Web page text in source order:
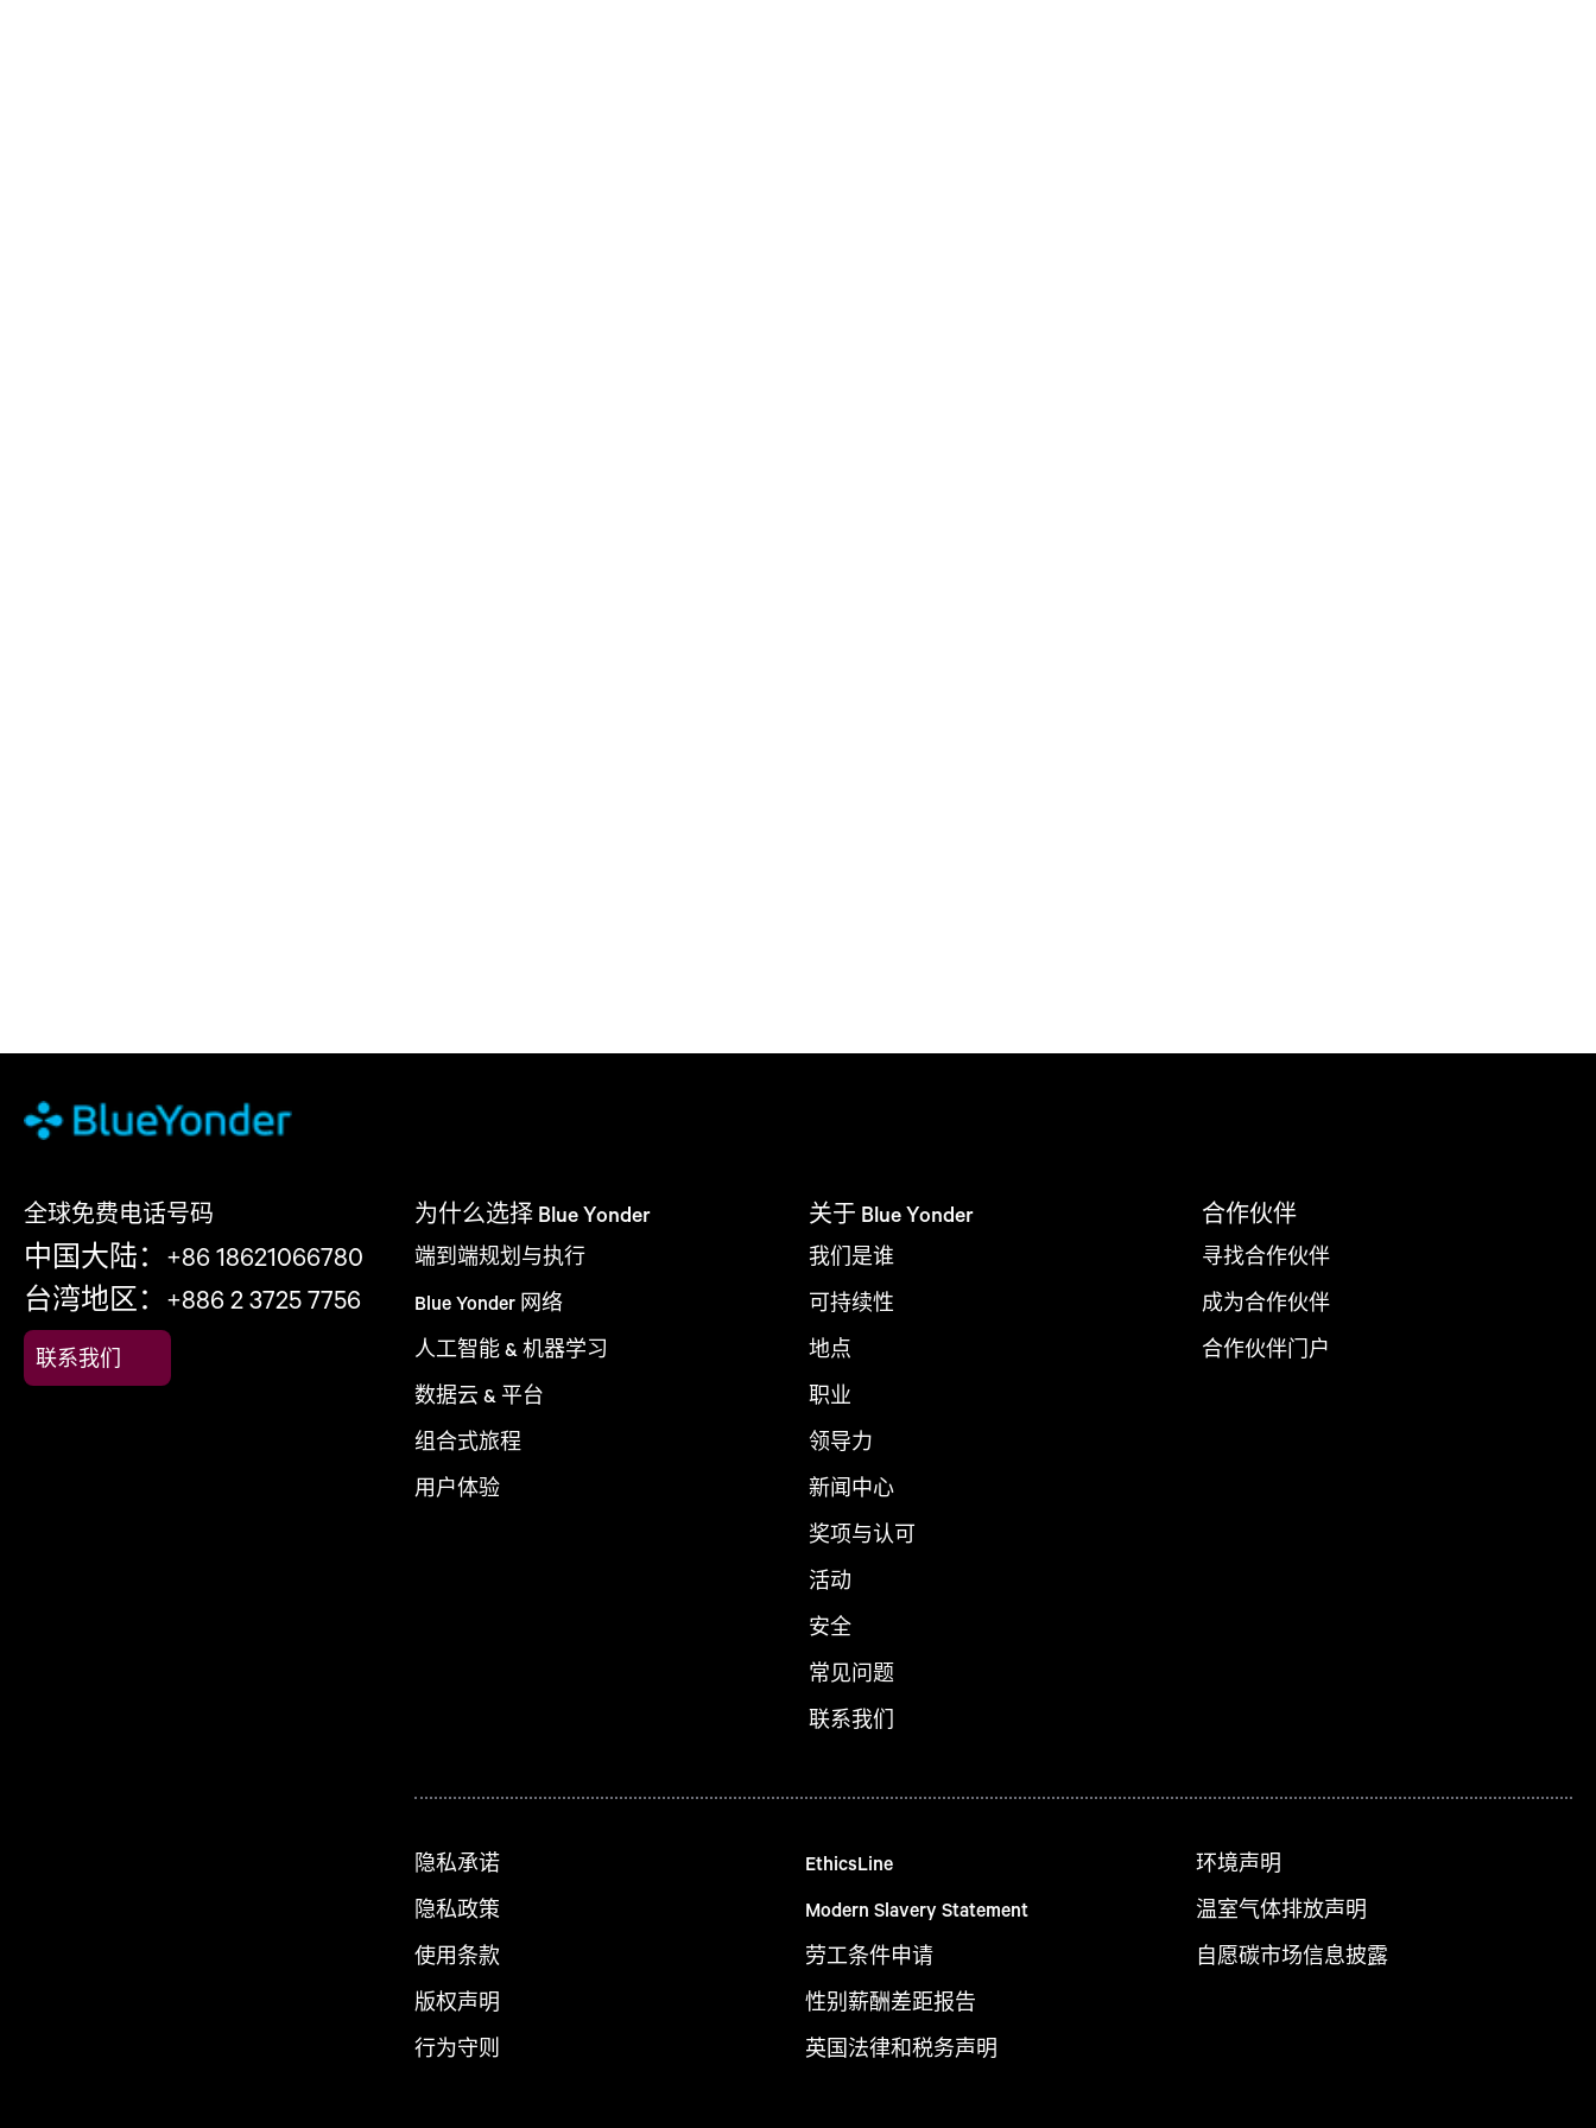
全球免费电话号码
中国大陆：+86 18621066780
台湾地区：+886 2 3725 7756
联系我们
为什么选择 Blue Yonder
端到端规划与执行
Blue Yonder 网络
人工智能 & 机器学习
数据云 & 平台
组合式旅程
用户体验
关于 Blue Yonder
我们是谁
可持续性
地点
职业
领导力
新闻中心
奖项与认可
活动
安全
常见问题
联系我们
合作伙伴
寻找合作伙伴
成为合作伙伴
合作伙伴门户
隐私承诺
隐私政策
使用条款
版权声明
行为守则
EthicsLine
Modern Slavery Statement
劳工条件申请
性别薪酬差距报告
英国法律和税务声明
环境声明
温室气体排放声明
自愿碳市场信息披露